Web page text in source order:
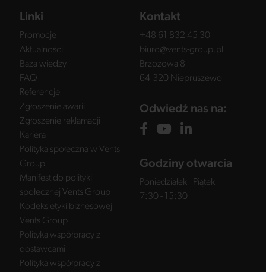
Linki
Promocje
Aktualności
Baza wiedzy
FAQ
Referencje
Zgłoszenie awarii
Zgłoszenie reklamacji
Kariera
Polityka społeczna w Vents
Group
Manifest do polityki
społecznej Vents Group
Kodeks etyki biznesowej
Vents Group
Polityka współpracy z
dostawcami
Polityka współpracy z
Kontakt
+48 61 832 45 30
biuro@vents-group.pl
Brzozowa 8
64-320 Niepruszewo
Odwiedź nas na:
Godziny otwarcia
Poniedziałek - Piątek
7:30 - 15:30